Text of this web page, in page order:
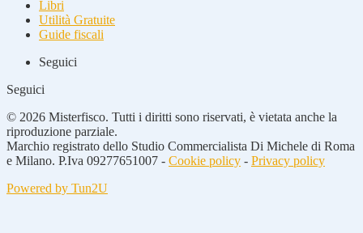
Libri
Utilità Gratuite
Guide fiscali
Seguici
Seguici
© 2026 Misterfisco. Tutti i diritti sono riservati, è vietata anche la
riproduzione parziale.
Marchio registrato dello Studio Commercialista Di Michele di Roma
e Milano. P.Iva 09277651007 - Cookie policy - Privacy policy
Powered by Tun2U